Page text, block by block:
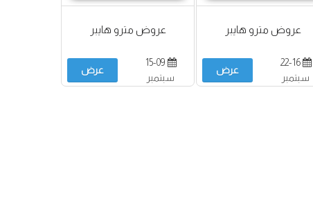
عروض مترو هايبر
22-16
سبتمبر
عرض
عروض مترو هايبر
15-09
سبتمبر
عرض